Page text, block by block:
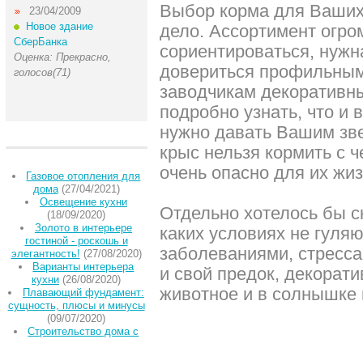
23/04/2009
Новое здание
СберБанка
Оценка: Прекрасно,
голосов(71)
Газовое отопления для
дома(27/04/2021)
Освещение кухни
(18/09/2020)
Золото в интерьере
гостиной - роскошь и
элегантность! (27/08/2020)
Варианты интерьера
кухни (26/08/2020)
Плавающий фундамент:
сущность, плюсы и минусы
(09/07/2020)
Строительство дома с
Выбор корма для
дело. Ассортимент
сориентироваться,
довериться
заводчикам
подробно узнать, что и
нужно давать Вашим
крыс нельзя кормить с
очень опасно для их
Отдельно хотелось бы
каких условиях не
заболеваниями,
и свой предок,
животное и в солнышке